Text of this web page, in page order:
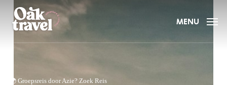
main
MENU
🌍 Groepsreis door Azie? Zoek Reis